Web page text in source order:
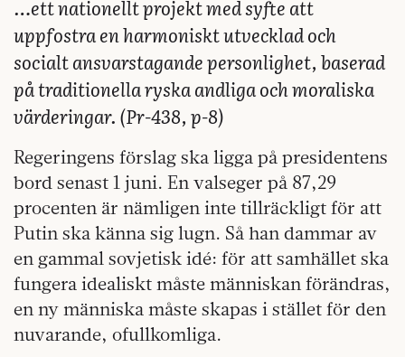
…ett nationellt projekt med syfte att
uppfostra en harmoniskt utvecklad och
socialt ansvarstagande personlighet, baserad
på traditionella ryska andliga och moraliska
värderingar. (Pr-438, p-8)
Regeringens förslag ska ligga på presidentens
bord senast 1 juni. En valseger på 87,29
procenten är nämligen inte tillräckligt för att
Putin ska känna sig lugn. Så han dammar av
en gammal sovjetisk idé: för att samhället ska
fungera idealiskt måste människan förändras,
en ny människa måste skapas i stället för den
nuvarande, ofullkomliga.